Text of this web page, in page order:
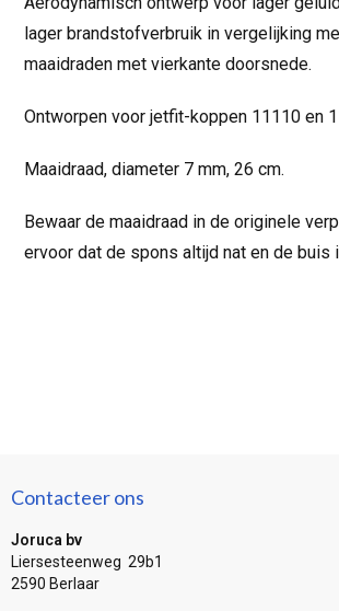
lager brandstofverbruik in vergelijking
maaidraden met vierkante doorsnede.
Ontworpen voor jetfit-koppen 11110 en
Maaidraad, diameter 7 mm, 26 cm.
Bewaar de maaidraad in de originele
ervoor dat de spons altijd nat en de buis
Contacteer ons
Joruca bv
Liersesteenweg 29b1
2590 Berlaar